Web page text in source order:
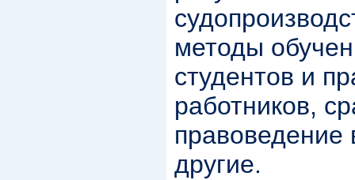
методы
студентов и
работников,
правоведение
другие.